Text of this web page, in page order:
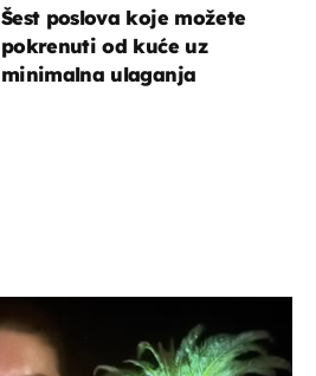
Šest poslova koje možete
pokrenuti od kuće uz
minimalna ulaganja